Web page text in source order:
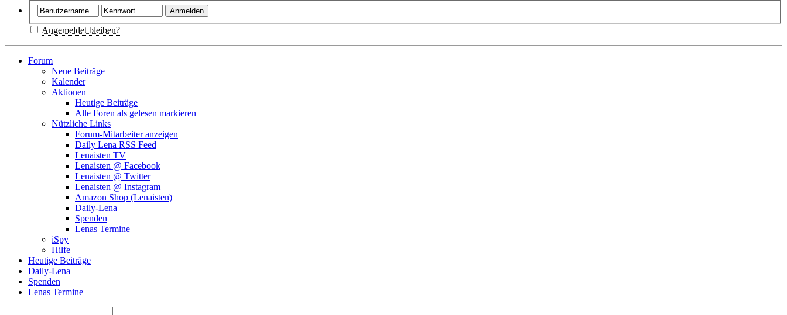
Angemeldet bleiben?
Forum
Neue Beiträge
Kalender
Aktionen
Heutige Beiträge
Alle Foren als gelesen markieren
Nützliche Links
Forum-Mitarbeiter anzeigen
Daily Lena RSS Feed
Lenaisten TV
Lenaisten @ Facebook
Lenaisten @ Twitter
Lenaisten @ Instagram
Amazon Shop (Lenaisten)
Daily-Lena
Spenden
Lenas Termine
iSpy
Hilfe
Heutige Beiträge
Daily-Lena
Spenden
Lenas Termine